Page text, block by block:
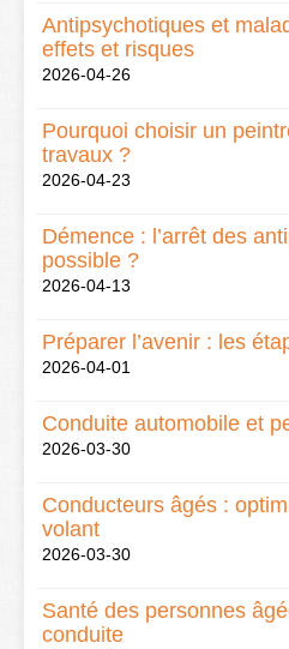
Antipsychotiques et
effets et risques
2026-04-26
Pourquoi choisir un
travaux ?
2026-04-23
Démence : l’arrêt des
possible ?
2026-04-13
Préparer l’avenir : les
2026-04-01
Conduite automobile et
2026-03-30
Conducteurs âgés :
volant
2026-03-30
Santé des personnes
conduite